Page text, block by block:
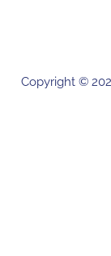
Copyright ©